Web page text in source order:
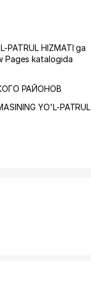
PATRUL HIZMATI ga
Pages katalogida
РАЙОНОВ
YO'L-PATRUL